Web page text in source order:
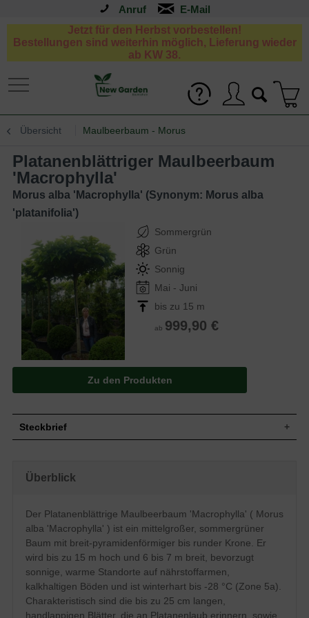
Anruf
Jetzt für den Herbst vorbestellen!
Bestellungen sind weiterhin möglich, Lieferung wieder
ab KW 38.
Übersicht Maulbeerbaum - Morus
Platanenblättriger Maulbeerbaum
'Macrophylla'
Morus alba 'Macrophylla' (Synonym: Morus alba
'platanifolia')
Sommergrün
Grün
Sonnig
Mai - Juni
bis zu 15 m
ab 999,90 €
Zu den Produkten
Steckbrief
Blatt
Sommergrün, handlappig, sattgrün, nicht
so rau wie bei der Art, bis zu 25 cm lang
Frucht
Kleine, rote, himbeerähnliche Früchte,
leicht süßlich
Blüte
In hängenden Ähren, grün, unauffällig
Blütezeit
Mai / Juni
Rinde
Frischtriebe graugelb, Borke grau und
gefurcht
Überblick
Der Platanenblättrige Maulbeerbaum 'Macrophylla' ( Morus
alba 'Macrophylla' ) ist ein mittelgroßer, sommergrüner
Baum mit breit-pyramidenförmiger bis runder Krone. Er
wird bis zu 15 m hoch und 6 bis 7 m breit, bevorzugt
sonnige, warme Standorte auf nährstoffarmen,
kalkhaltigen Böden und ist winterhart bis -28 °C (Zone 5a).
Charakteristisch sind die bis zu 25 cm langen,
handlappigen Blätter, die an Platanenlaub erinnern, sowie